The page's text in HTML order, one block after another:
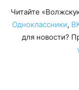
Читайте
Одноклассники,
для новости?